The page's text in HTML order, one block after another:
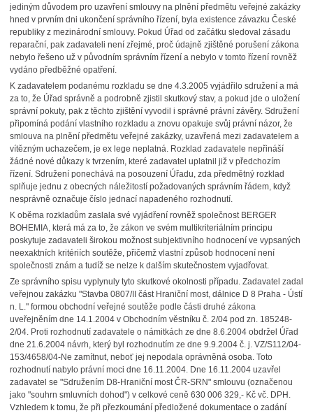
jediným důvodem pro uzavření smlouvy na plnění předmětu veřejné zakázky
hned v prvním dni ukončení správního řízení, byla existence závazku České
republiky z mezinárodní smlouvy. Pokud Úřad od začátku sledoval zásadu
reparační, pak zadavateli není zřejmé, proč údajně zjištěné porušení zákona
nebylo řešeno už v původním správním řízení a nebylo v tomto řízení rovněž
vydáno předběžné opatření.
K zadavatelem podanému rozkladu se dne 4.3.2005 vyjádřilo sdružení a má
za to, že Úřad správně a podrobně zjistil skutkový stav, a pokud jde o uložení
správní pokuty, pak z těchto zjištění vyvodil i správné právní závěry. Sdružení
připomíná podání vlastního rozkladu a znovu opakuje svůj právní názor, že
smlouva na plnění předmětu veřejné zakázky, uzavřená mezi zadavatelem a
vítězným uchazečem, je ex lege neplatná. Rozklad zadavatele nepřináší
žádné nové důkazy k tvrzením, které zadavatel uplatnil již v předchozím
řízení. Sdružení ponechává na posouzení Úřadu, zda předmětný rozklad
splňuje jednu z obecných náležitostí požadovaných správním řádem, když
nesprávně označuje číslo jednací napadeného rozhodnutí.
K oběma rozkladům zaslala své vyjádření rovněž společnost BERGER
BOHEMIA, která má za to, že zákon ve svém multikriteriálním principu
poskytuje zadavateli širokou možnost subjektivního hodnocení ve vypsaných
neexaktních kritériích soutěže, přičemž vlastní způsob hodnocení není
společnosti znám a tudíž se nelze k dalším skutečnostem vyjadřovat.
Ze správního spisu vyplynuly tyto skutkové okolnosti případu. Zadavatel zadal
veřejnou zakázku "Stavba 0807/II část Hraniční most, dálnice D 8 Praha - Ústí
n. L." formou obchodní veřejné soutěže podle části druhé zákona
uveřejněním dne 14.1.2004 v Obchodním věstníku č. 2/04 pod zn. 185248-
2/04. Proti rozhodnutí zadavatele o námitkách ze dne 8.6.2004 obdržel Úřad
dne 21.6.2004 návrh, který byl rozhodnutím ze dne 9.9.2004 č. j. VZ/S112/04-
153/4658/04-Ne zamítnut, neboť jej nepodala oprávněná osoba. Toto
rozhodnutí nabylo právní moci dne 16.11.2004. Dne 16.11.2004 uzavřel
zadavatel se "Sdružením D8-Hraniční most ČR-SRN" smlouvu (označenou
jako "souhrn smluvních dohod") v celkové ceně 630 006 329,- Kč vč. DPH.
Vzhledem k tomu, že při přezkoumání předložené dokumentace o zadání